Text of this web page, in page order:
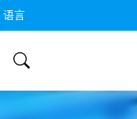
语言